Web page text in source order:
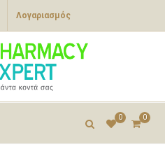
Λογαριασμός
0
0